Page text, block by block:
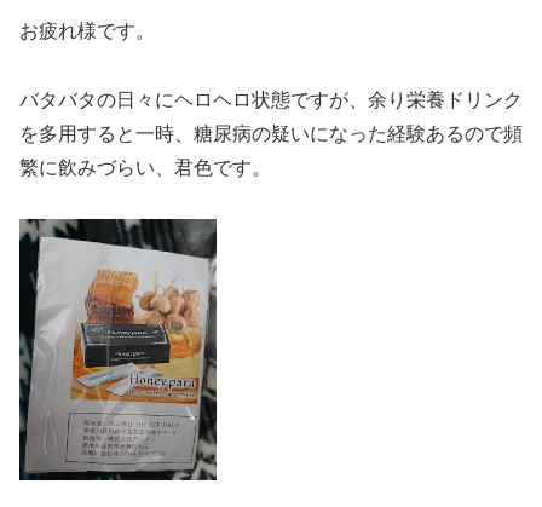
お疲れ様です。
バタバタの日々にヘロヘロ状態ですが、余り栄養ドリンク
を多用すると一時、糖尿病の疑いになった経験あるので頻
繁に飲みづらい、君色です。